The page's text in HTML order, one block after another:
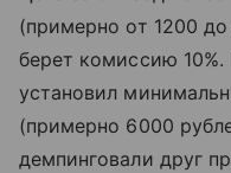
(примерно от 1200
берет комиссию
установил
(примерно 6000
демпинговали друг